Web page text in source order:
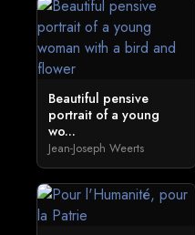
Beautiful pensive
portrait of a young
wo...
Jean-Joseph Weerts